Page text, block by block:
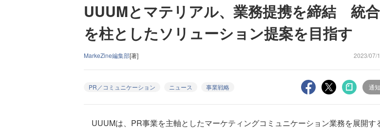
UUUMとマテリアル、業務提携を締結 統
を柱としたソリューション提案を目指す
MarkeZine編集部[著] 2023/07/
PR／コミュニケーション ニュース 事業戦略 通知
UUUMは、PR事業を主軸としたマーケティングコミュニケーション業務を展開す